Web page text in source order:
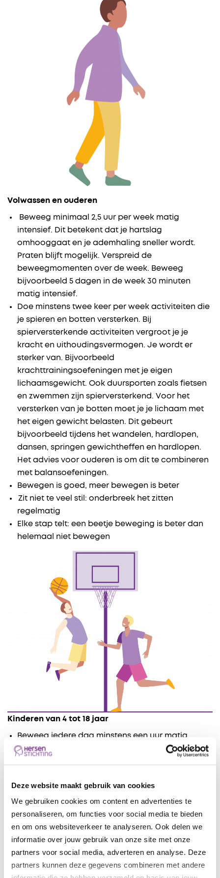
Deze website maakt gebruik van cookies
We gebruiken cookies om content en advertenties te
personaliseren, om functies voor social media te bieden
en om ons websiteverkeer te analyseren. Ook delen we
informatie over jouw gebruik van onze site met onze
partners voor social media, adverteren en analyse. Deze
partners kunnen deze gegevens combineren met andere
Volwassen en ouderen
Beweeg minimaal 2,5 uur per week matig
intensief. Dit betekent dat je hartslag ​​
omhooggaat​​ en je ademhaling sneller wordt​.
Praten blijft mogelijk.​ Verspreid de
beweegmomenten over de week. Beweeg
bijvoorbeeld 5 dagen in de week 30 minuten
matig intensief.
Doe minstens twee keer per week ​​​activiteiten​ die
je spieren en botten versterken. Bij
spierversterkende activiteiten vergroot je je
kracht en uithoudingsvermogen. Je wordt er
sterker van. Bijvoorbeeld
krachttrainingsoefeningen met je eigen
lichaamsgewicht. Ook duursporten zoals fietsen
en zwemmen zijn spierversterkend. Voor het
versterken van je botten moet je je lichaam met
het eigen gewicht belasten. Dit gebeurt
bijvoorbeeld tijdens het wandelen, hardlopen,
dansen, springen gewichtheffen en hardlopen.
Het advies voor ouderen is om dit te combineren
met balansoefeningen.
Bewegen is goed, meer bewegen is beter
Zit niet te veel stil: onderbreek het zitten
regelmatig
Elke stap telt: een beetje beweging is beter dan
helemaal niet bewegen
Kinderen van 4 tot 18 jaar
Beweeg iedere dag minstens een uur matig
intensief
volleybal, dansen,​​ ​zwemmen en
trampolinespringen​
Bewegen is goed, meer bewegen is beter
Zit niet te veel stil: onderbreek het zitten
regelmatig
Meer bewegen is beter